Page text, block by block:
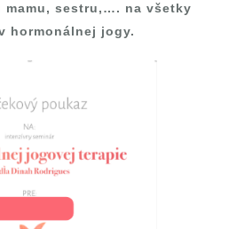
mamu, sestru,…. na všetky
hormonálnej jogy.